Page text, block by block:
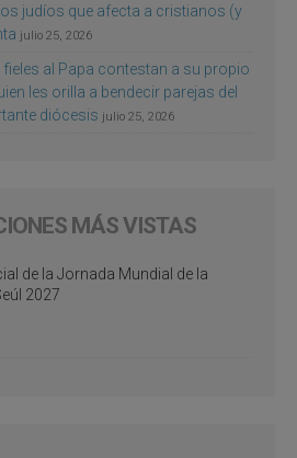
judíos que afecta a cristianos (y
julio 25, 2026
al Papa contestan a su propio
les orilla a bendecir parejas del
diócesis julio 25, 2026
MÁS VISTAS
de la Jornada Mundial de la
2027